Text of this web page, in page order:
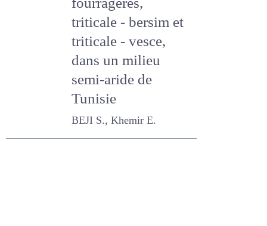
Performances de
deux associations
fourragères,
triticale - bersim et
triticale - vesce,
dans un milieu
semi-aride de
Tunisie